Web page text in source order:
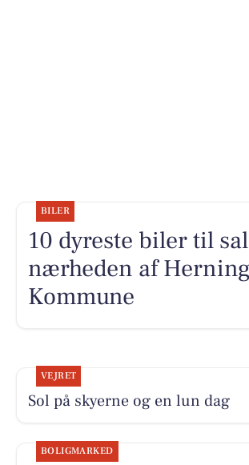
BILER
10 dyreste biler til
nærheden af
Kommune
VEJRET
Sol på skyerne og en lun dag
BOLIGMARKED